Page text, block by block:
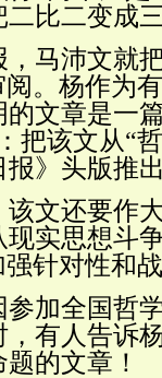
二比二变成
马沛文就
。杨作为
的文章是一
把该文从“
》头版推
文还要作
实思想斗
针对性和
加全国哲
有人告诉
的文章！